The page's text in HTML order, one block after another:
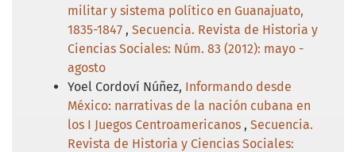
militar y sistema político en Guanajuato,
1835-1847 , Secuencia. Revista de Historia y
Ciencias Sociales: Núm. 83 (2012): mayo -
agosto
Yoel Cordoví Núñez, Informando desde
México: narrativas de la nación cubana en
los I Juegos Centroamericanos , Secuencia.
Revista de Historia y Ciencias Sociales: